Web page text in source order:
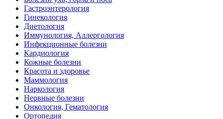
Гастроэнтерология
Гинекология
Диетология
Иммунология, Аллергология
Инфекционные болезни
Кардиология
Кожные болезни
Красота и здоровье
Маммология
Наркология
Нервные болезни
Онкология, Гематология
Ортопедия